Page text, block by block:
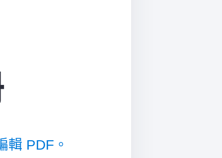
輯 PDF。